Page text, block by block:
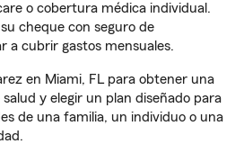
o cobertura médica individual.
cheque con seguro de
a cubrir gastos mensuales.
en Miami, FL para obtener una
y elegir un plan diseñado para
de una familia, un individuo o una